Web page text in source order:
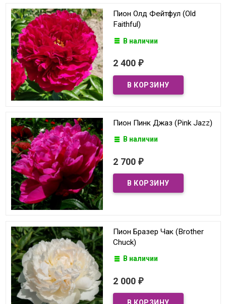
Пион Олд Фейтфул (Old
Faithful)
В наличии
2 400 ₽
Пион Пинк Джаз (Pink Jazz)
В наличии
2 700 ₽
Пион Бразер Чак (Brother
Chuck)
В наличии
2 000 ₽